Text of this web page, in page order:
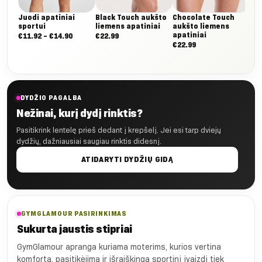
Juodi apatiniai
sportui
€11.92 – €14.90Nuo:
Black Touch aukšto
liemens apatiniai
€22.99
Chocolate Touch
aukšto liemens
apatiniai
€22.99
DYDŽIO PAGALBA
Nežinai, kurį dydį rinktis?
Pasitikrink lentelę prieš dedant į krepšelį. Jei esi tarp dviejų
dydžių, dažniausiai saugiau rinktis didesnį.
ATIDARYTI DYDŽIŲ GIDĄ
GYMGLAMOUR PASIRINKIMAS
Sukurta jaustis stipriai
GymGlamour apranga kuriama moterims, kurios vertina
komfortą, pasitikėjimą ir išraiškingą sportinį įvaizdį tiek